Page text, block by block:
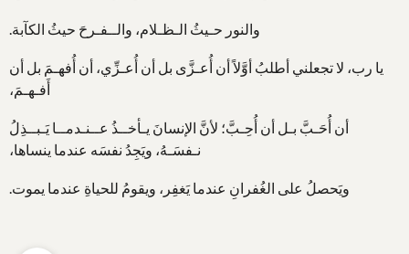
والنور حـيثُ الـظـلام، والــفـرحَ حيثُ الكآبة.
يا رب، لا تجعلني أطلبُ أوَّلاً أن أُعـزَّى بل أن أُعـزِّي، أن أُفهـمَ بل أن
أَفـهـمَ،
أن أُحَـبَّ بـل أن أُحِـبَّ؛ لأنَّ الإنسانَ يـأخــذُ عــنـدمــا يَـبــذِلُ
نـفسَـهُ، ويَجِدُ نفسَه عندما ينساها،
ويَحصلُ على الغُفرانِ عندما يَغفِر، ويقومُ للحياةِ عندما يموت.